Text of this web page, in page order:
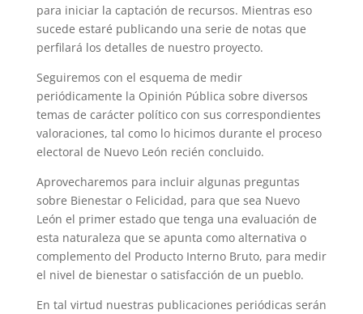
para iniciar la captación de recursos. Mientras eso
sucede estaré publicando una serie de notas que
perfilará los detalles de nuestro proyecto.
Seguiremos con el esquema de medir
periódicamente la Opinión Pública sobre diversos
temas de carácter político con sus correspondientes
valoraciones, tal como lo hicimos durante el proceso
electoral de Nuevo León recién concluido.
Aprovecharemos para incluir algunas preguntas
sobre Bienestar o Felicidad, para que sea Nuevo
León el primer estado que tenga una evaluación de
esta naturaleza que se apunta como alternativa o
complemento del Producto Interno Bruto, para medir
el nivel de bienestar o satisfacción de un pueblo.
En tal virtud nuestras publicaciones periódicas serán